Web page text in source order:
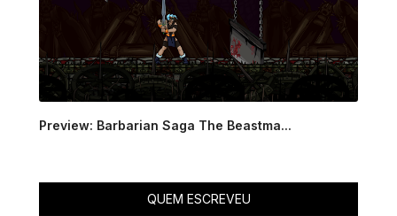
Preview: Barbarian Saga The Beastma...
QUEM ESCREVEU